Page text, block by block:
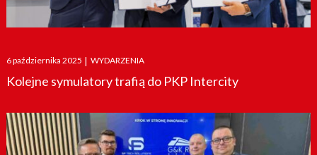
Posted
on
6 października 2025 | WYDARZENIA
Kolejne symulatory trafią do PKP Intercity